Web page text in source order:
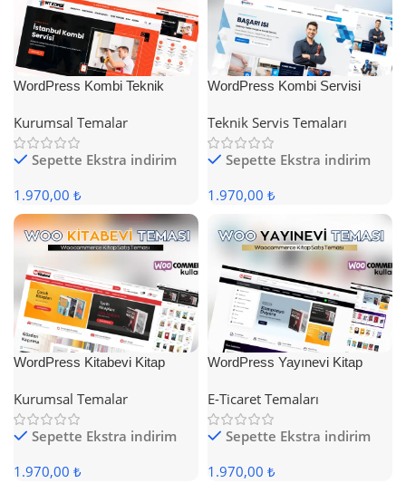
WordPress Kombi Teknik
Kurumsal Temalar
Sepette Ekstra indirim
1.970,00 ₺
WordPress Kombi Servisi
Teknik Servis Temaları
Sepette Ekstra indirim
1.970,00 ₺
WordPress Kitabevi Kitap
Kurumsal Temalar
Sepette Ekstra indirim
1.970,00 ₺
WordPress Yayınevi Kitap
E-Ticaret Temaları
Sepette Ekstra indirim
1.970,00 ₺